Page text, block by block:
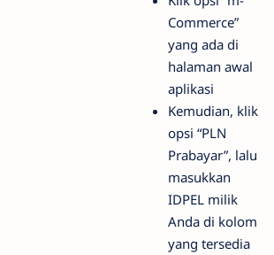
Commerce”
yang ada di
halaman awal
aplikasi
Kemudian, klik
opsi “PLN
Prabayar”, lalu
masukkan
IDPEL milik
Anda di kolom
yang tersedia